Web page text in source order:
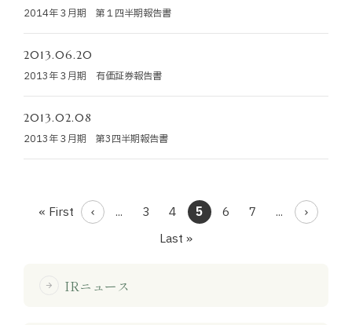
2014年３月期 第１四半期報告書
2013.06.20
2013年３月期 有価証券報告書
2013.02.08
2013年３月期 第3四半期報告書
« First ... 3 4 5 6 7
...
Last »
arrow_forward IRニュース